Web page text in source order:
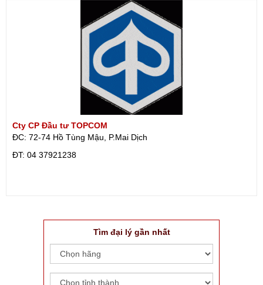
Cty CP Đầu tư TOPCOM
ĐC: 72-74 Hồ Tùng Mậu, P.Mai Dịch
ÐT: 04 37921238
Tìm đại lý gần nhất